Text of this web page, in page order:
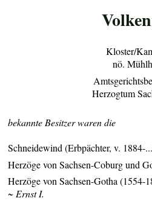
Kloster/
nö.
Herzogtum
bekannte Besitzer waren die
Schneidewind (Erbpächter, v. 1884-
Herzöge von Sachsen-Coburg und
Herzöge von Sachsen-Gotha (1554-
~ Ernst I.